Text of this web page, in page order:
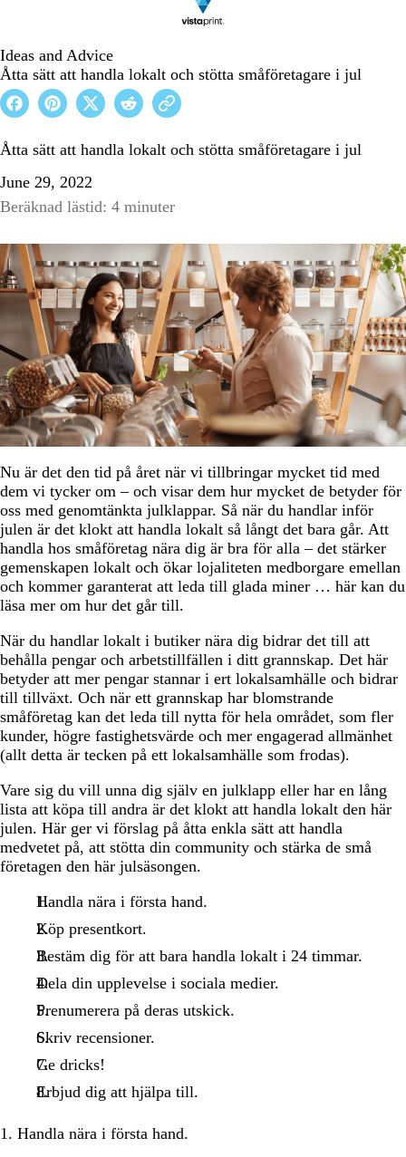
Ideas and Advice
Åtta sätt att handla lokalt och stötta småföretagare i jul
Åtta sätt att handla lokalt och stötta småföretagare i jul
June 29, 2022
Beräknad lästid: 4 minuter
Nu är det den tid på året när vi tillbringar mycket tid med
dem vi tycker om – och visar dem hur mycket de betyder för
oss med genomtänkta julklappar. Så när du handlar inför
julen är det klokt att handla lokalt så långt det bara går. Att
handla hos småföretag nära dig är bra för alla – det stärker
gemenskapen lokalt och ökar lojaliteten medborgare emellan
och kommer garanterat att leda till glada miner … här kan du
läsa mer om hur det går till.
När du handlar lokalt i butiker nära dig bidrar det till att
behålla pengar och arbetstillfällen i ditt grannskap. Det här
betyder att mer pengar stannar i ert lokalsamhälle och bidrar
till tillväxt. Och när ett grannskap har blomstrande
småföretag kan det leda till nytta för hela området, som fler
kunder, högre fastighetsvärde och mer engagerad allmänhet
(allt detta är tecken på ett lokalsamhälle som frodas).
Vare sig du vill unna dig själv en julklapp eller har en lång
lista att köpa till andra är det klokt att handla lokalt den här
julen. Här ger vi förslag på åtta enkla sätt att handla
medvetet på, att stötta din community och stärka de små
företagen den här julsäsongen.
Handla nära i första hand.
Köp presentkort.
Bestäm dig för att bara handla lokalt i 24 timmar.
Dela din upplevelse i sociala medier.
Prenumerera på deras utskick.
Skriv recensioner.
Ge dricks!
Erbjud dig att hjälpa till.
1. Handla nära i första hand.